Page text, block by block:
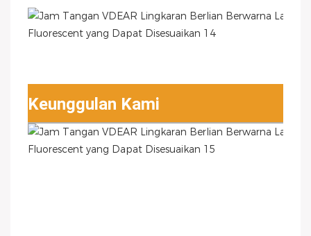
Keunggulan Kami